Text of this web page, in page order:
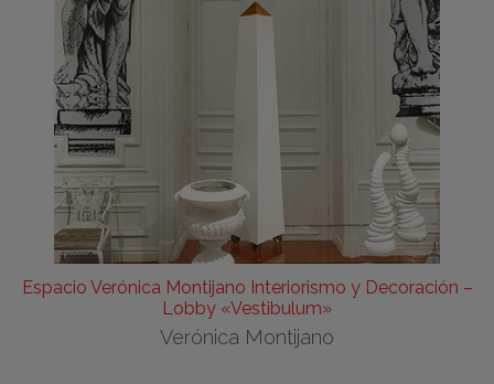
Espacio Verónica Montijano Interiorismo y Decoración –
Lobby «Vestibulum»
Verónica Montijano